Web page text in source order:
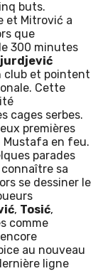
buts.
et Mitrović a
que
300 minutes
club et pointent
Cette
cages serbes.
premières
Mustafa en feu.
parades
sa
se dessiner le
, Tosić,
comme
au nouveau
ligne